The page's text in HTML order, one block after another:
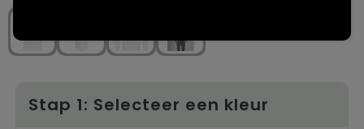
Tassen voor sport
Stap 1: Selecteer een kleur